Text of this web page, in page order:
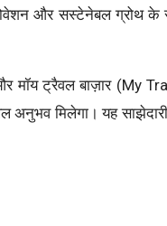
और सस्टेनेबल ग्रोथ के
मॉय ट्रैवल बाज़ार (My
अनुभव मिलेगा। यह